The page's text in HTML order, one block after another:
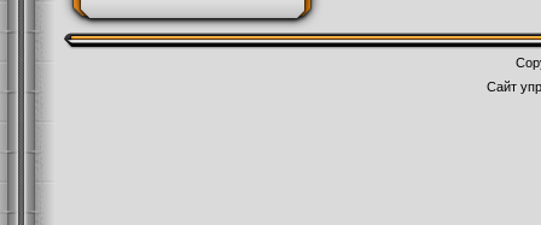
Сайт